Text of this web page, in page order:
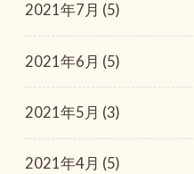
2021年7月 (5)
2021年6月 (5)
2021年5月 (3)
2021年4月 (5)